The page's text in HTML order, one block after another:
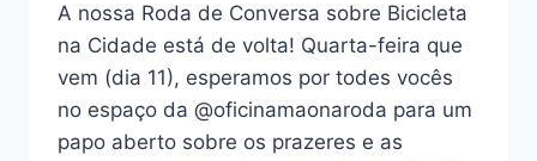
A nossa Roda de Conversa sobre Bicicleta
na Cidade está de volta! Quarta-feira que
vem (dia 11), esperamos por todes vocês
no espaço da @oficinamaonaroda para um
papo aberto sobre os prazeres e as